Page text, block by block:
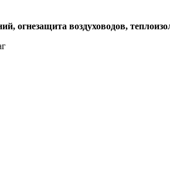
огнезащита воздуховодов,